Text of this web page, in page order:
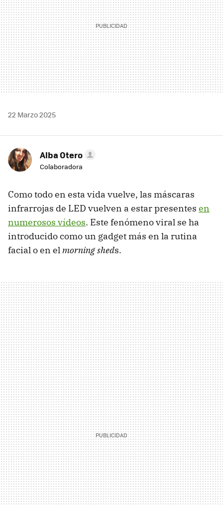
22 Marzo 2025
Alba Otero
Colaboradora
Como todo en esta vida vuelve, las máscaras
infrarrojas de LED vuelven a estar presentes en
numerosos vídeos. Este fenómeno viral se ha
introducido como un gadget más en la rutina
facial o en elmorning sheds.